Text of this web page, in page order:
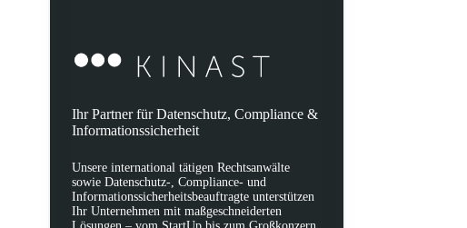
Ihr Partner für Datenschutz, Compliance &
Informationssicherheit
Unsere international tätigen Rechtsanwälte
sowie Datenschutz-, Compliance- und
Informationssicherheitsbeauftragte unterstützen
Ihr Unternehmen mit maßgeschneiderten